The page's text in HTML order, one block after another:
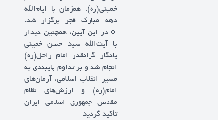
خمینی(ره)، همزمان با ایام‌الله
دهه مبارک فجر برگزار شد.
🔹️در این آیین، همچنین دیدار
با آیت‌الله سید حسن خمینی
یادگار گرانقدر امام راحل(ره)
انجام شد و بر تداوم پایبندی به
مسیر انقلاب اسلامی، آرمان‌های
امام(ره) و ارزش‌های نظام
مقدس جمهوری اسلامی ایران
تأکید گردید